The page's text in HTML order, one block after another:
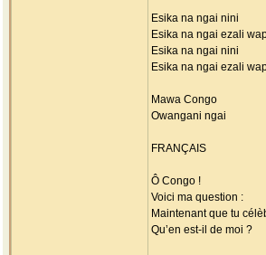
Esika na ngai nini
Esika na ngai ezali
Esika na ngai nini
Esika na ngai ezali
Mawa Congo
Owangani ngai
FRANÇAIS
Ô Congo !
Voici ma question :
Maintenant que tu
Qu’en est-il de moi ?